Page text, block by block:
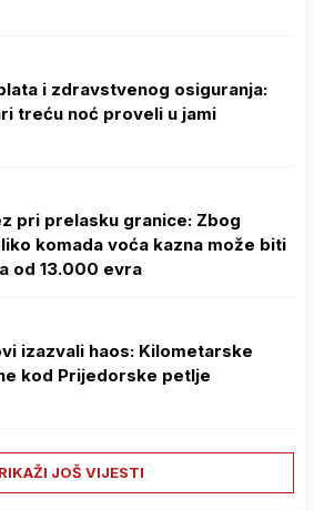
i zdravstvenog osiguranja:
treću noć proveli u jami
pri prelasku granice: Zbog
komada voća kazna može biti
od 13.000 evra
izazvali haos: Kilometarske
kod Prijedorske petlje
JOŠ VIJESTI